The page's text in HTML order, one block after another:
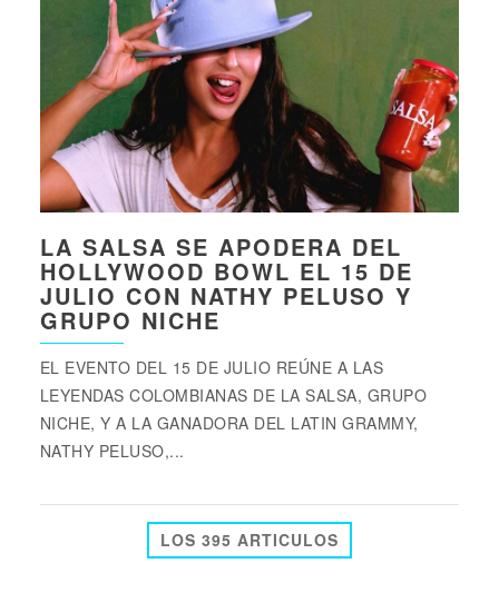
LA SALSA SE APODERA DEL
HOLLYWOOD BOWL EL 15 DE
JULIO CON NATHY PELUSO Y
GRUPO NICHE
EL EVENTO DEL 15 DE JULIO REÚNE A LAS
LEYENDAS COLOMBIANAS DE LA SALSA, GRUPO
NICHE, Y A LA GANADORA DEL LATIN GRAMMY,
NATHY PELUSO,...
LOS 395 ARTICULOS